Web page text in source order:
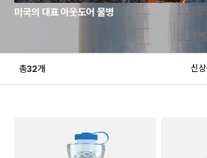
미국의 대표 아웃도어 물병
총32개